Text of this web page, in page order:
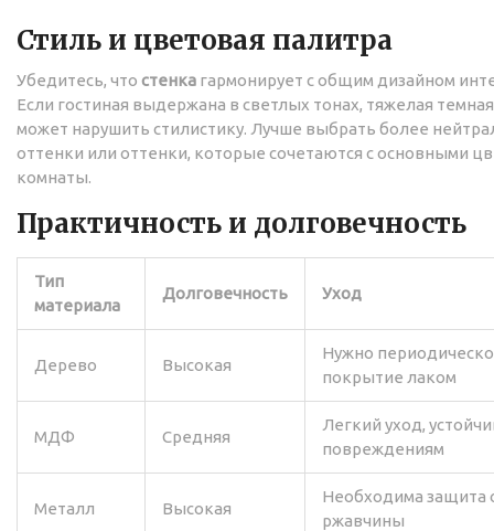
Стиль и цветовая палитра
Убедитесь, что стенка гармонирует с общим дизайном
Если гостиная выдержана в светлых тонах, тяжелая
может нарушить стилистику. Лучше выбрать более
оттенки или оттенки, которые сочетаются с основными
комнаты.
Практичность и долговечность
Тип
материала
Долговечность Уход
Дерево Высокая
Нужно
покрытие лаком
МДФ Средняя
Легкий уход,
повреждениям
Металл Высокая
Необходима защита
ржавчины